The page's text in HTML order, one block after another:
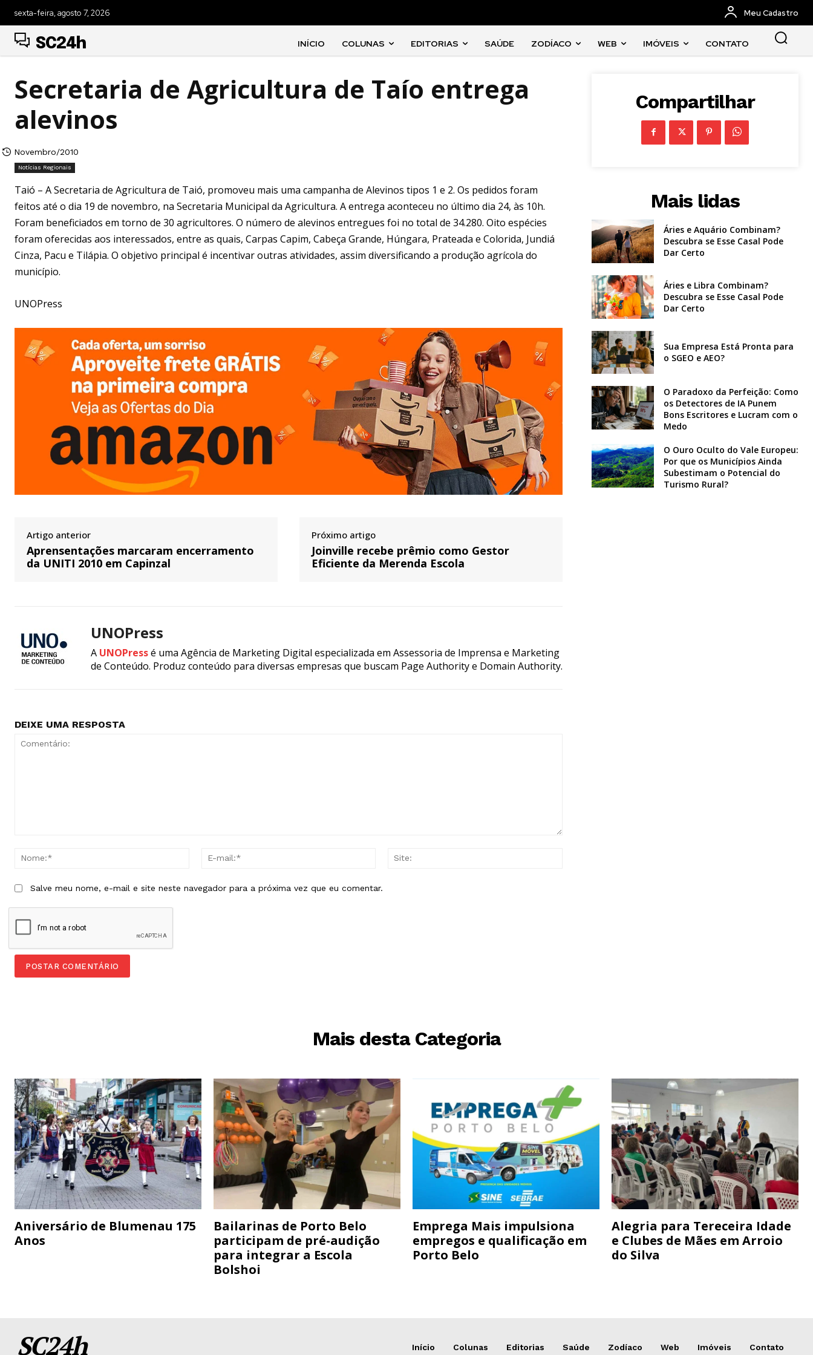
sexta-feira, agosto 7, 2026 Meu Cadastro
SC24h INÍCIO COLUNAS EDITORIAS SAÚDE ZODÍACO WEB IMÓVEIS CONTATO
Secretaria de Agricultura de Taío entrega
alevinos
Novembro/2010
Notícias Regionais
Taió – A Secretaria de Agricultura de Taió, promoveu mais uma campanha de Alevinos tipos 1 e 2. Os pedidos foram
feitos até o dia 19 de novembro, na Secretaria Municipal da Agricultura. A entrega aconteceu no último dia 24, às 10h.
Foram beneficiados em torno de 30 agricultores. O número de alevinos entregues foi no total de 34.280. Oito espécies
foram oferecidas aos interessados, entre as quais, Carpas Capim, Cabeça Grande, Húngara, Prateada e Colorida, Jundiá
Cinza, Pacu e Tilápia. O objetivo principal é incentivar outras atividades, assim diversificando a produção agrícola do
município.
UNOPress
Artigo anterior
Aprensentações marcaram encerramento
da UNITI 2010 em Capinzal
Próximo artigo
Joinville recebe prêmio como Gestor
Eficiente da Merenda Escola
UNOPress
A UNOPressé uma Agência de Marketing Digital especializada em Assessoria de Imprensa e Marketing
de Conteúdo. Produz conteúdo para diversas empresas que buscam Page Authority e Domain Authority.
DEIXE UMA RESPOSTA
Nome:*
Salve meu nome, e-mail e site neste navegador para a próxima vez que eu comentar.
Compartilhar
Mais lidas
Áries e Aquário Combinam?
Descubra se Esse Casal Pode
Dar Certo
Áries e Libra Combinam?
Descubra se Esse Casal Pode
Dar Certo
Sua Empresa Está Pronta para
o SGEO e AEO?
O Paradoxo da Perfeição: Como
os Detectores de IA Punem
Bons Escritores e Lucram com o
Medo
O Ouro Oculto do Vale Europeu:
Por que os Municípios Ainda
Subestimam o Potencial do
Turismo Rural?
Mais desta Categoria
Aniversário de Blumenau 175
Anos
Bailarinas de Porto Belo
participam de pré-audição
para integrar a Escola
Bolshoi
Emprega Mais impulsiona
empregos e qualificação em
Porto Belo
Alegria para Tereceira Idade
e Clubes de Mães em Arroio
do Silva
SC24h Início Colunas Editorias Saúde Zodíaco Web Imóveis Contato